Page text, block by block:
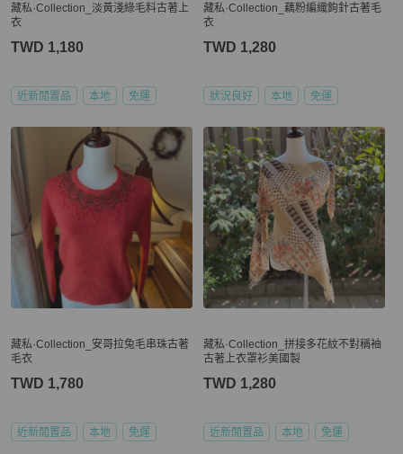
藏私·Collection_淡黃淺綠毛料古著上
衣
TWD 1,180
近新閒置品 本地 免運
藏私·Collection_藕粉編織鉤針古著毛
衣
TWD 1,280
狀況良好 本地 免運
藏私·Collection_安哥拉兔毛串珠古著
毛衣
TWD 1,780
近新閒置品 本地 免運
藏私·Collection_拼接多花紋不對稱袖
古著上衣罩衫美國製
TWD 1,280
近新閒置品 本地 免運